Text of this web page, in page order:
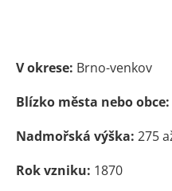
V okrese: Brno-venkov
Blízko města nebo obce:
Nadmořská výška: 275
Rok vzniku: 1870